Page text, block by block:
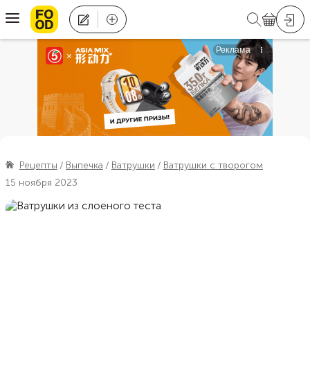
Рецепты Выпечка Ватрушки
Ватрушки с творогом
15 ноября 2023